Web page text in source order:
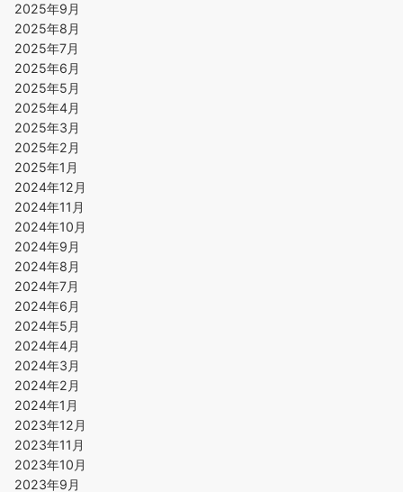
2025年9月
2025年8月
2025年7月
2025年6月
2025年5月
2025年4月
2025年3月
2025年2月
2025年1月
2024年12月
2024年11月
2024年10月
2024年9月
2024年8月
2024年7月
2024年6月
2024年5月
2024年4月
2024年3月
2024年2月
2024年1月
2023年12月
2023年11月
2023年10月
2023年9月